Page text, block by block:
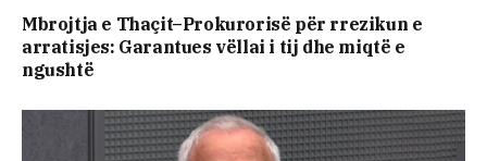
​Mbrojtja e Thaçit–Prokurorisë për rrezikun e
arratisjes: Garantues vëllai i tij dhe miqtë e
ngushtë